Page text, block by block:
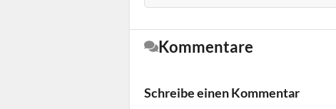
Kommentare
Schreibe einen Kommentar